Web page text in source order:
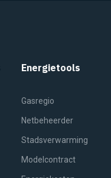
Energietools
Gasregio
Netbeheerder
Stadsverwarming
Modelcontract